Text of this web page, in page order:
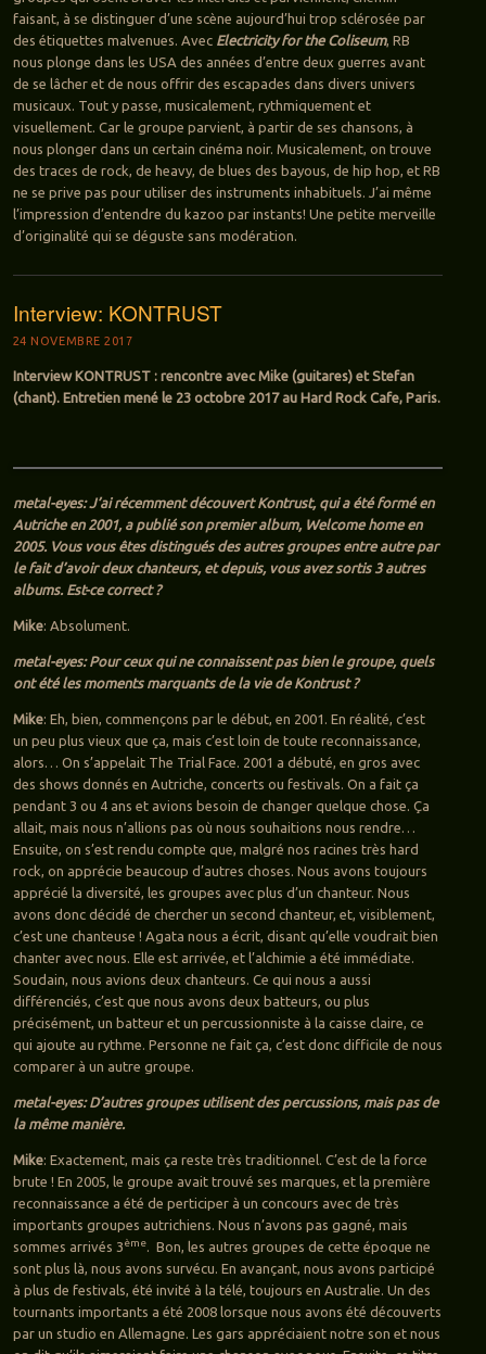
faisant, à se distinguer d’une scène aujourd’hui trop sclérosée par
des étiquettes malvenues. Avec Electricity for the Coliseum, RB
nous plonge dans les USA des années d’entre deux guerres avant
de se lâcher et de nous offrir des escapades dans divers univers
musicaux. Tout y passe, musicalement, rythmiquement et
visuellement. Car le groupe parvient, à partir de ses chansons, à
nous plonger dans un certain cinéma noir. Musicalement, on trouve
des traces de rock, de heavy, de blues des bayous, de hip hop, et RB
ne se prive pas pour utiliser des instruments inhabituels. J’ai même
l’impression d’entendre du kazoo par instants! Une petite merveille
d’originalité qui se déguste sans modération.
Interview: KONTRUST
24 NOVEMBRE 2017
Interview KONTRUST : rencontre avec Mike (guitares) et Stefan
(chant). Entretien mené le 23 octobre 2017 au Hard Rock Cafe, Paris.
metal-eyes: J’ai récemment découvert Kontrust, qui a été formé en
Autriche en 2001, a publié son premier album, Welcome home en
2005. Vous vous êtes distingués des autres groupes entre autre par
le fait d’avoir deux chanteurs, et depuis, vous avez sortis 3 autres
albums. Est-ce correct ?
Mike: Absolument.
metal-eyes: Pour ceux qui ne connaissent pas bien le groupe, quels
ont été les moments marquants de la vie de Kontrust ?
Mike: Eh, bien, commençons par le début, en 2001. En réalité, c’est
un peu plus vieux que ça, mais c’est loin de toute reconnaissance,
alors… On s’appelait The Trial Face. 2001 a débuté, en gros avec
des shows donnés en Autriche, concerts ou festivals. On a fait ça
pendant 3 ou 4 ans et avions besoin de changer quelque chose. Ça
allait, mais nous n’allions pas où nous souhaitions nous rendre…
Ensuite, on s’est rendu compte que, malgré nos racines très hard
rock, on apprécie beaucoup d’autres choses. Nous avons toujours
apprécié la diversité, les groupes avec plus d’un chanteur. Nous
avons donc décidé de chercher un second chanteur, et, visiblement,
c’est une chanteuse ! Agata nous a écrit, disant qu’elle voudrait bien
chanter avec nous. Elle est arrivée, et l’alchimie a été immédiate.
Soudain, nous avions deux chanteurs. Ce qui nous a aussi
différenciés, c’est que nous avons deux batteurs, ou plus
précisément, un batteur et un percussionniste à la caisse claire, ce
qui ajoute au rythme. Personne ne fait ça, c’est donc difficile de nous
comparer à un autre groupe.
metal-eyes: D’autres groupes utilisent des percussions, mais pas de
la même manière.
Mike: Exactement, mais ça reste très traditionnel. C’est de la force
brute ! En 2005, le groupe avait trouvé ses marques, et la première
reconnaissance a été de perticiper à un concours avec de très
importants groupes autrichiens. Nous n’avons pas gagné, mais
sommes arrivés 3ème. Bon, les autres groupes de cette époque ne
sont plus là, nous avons survécu. En avançant, nous avons participé
à plus de festivals, été invité à la télé, toujours en Australie. Un des
tournants importants a été 2008 lorsque nous avons été découverts
par un studio en Allemagne. Les gars appréciaient notre son et nous